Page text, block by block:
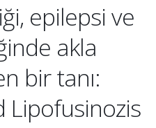
epilepsi ve
akla
bir tanı:
Lipofusinozis